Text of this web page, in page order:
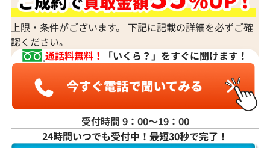
身分証明書がなぜ必要？
上限・条件がございます。 下記に記載の詳細を必ずご確
認ください。
通話料無料！
「いくら？」をすぐに聞けます！
受付時間 9：00〜19：00
24時間いつでも受付中！最短30秒で完了！